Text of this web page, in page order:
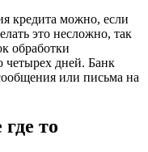
кредита можно, если
это несложно, так
обработки
четырех дней. Банк
или письма на
то